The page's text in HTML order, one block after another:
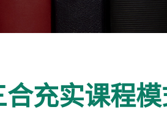
充实课程